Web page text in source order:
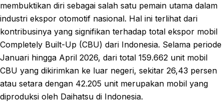
membuktikan diri sebagai salah satu pemain utama dalam
industri ekspor otomotif nasional. Hal ini terlihat dari
kontribusinya yang signifikan terhadap total ekspor mobil
Completely Built-Up (CBU) dari Indonesia. Selama periode
Januari hingga April 2026, dari total 159.662 unit mobil
CBU yang dikirimkan ke luar negeri, sekitar 26,43 persen
atau setara dengan 42.205 unit merupakan mobil yang
diproduksi oleh Daihatsu di Indonesia.